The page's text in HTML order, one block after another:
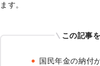
ます。
この記事
国民年金の納付